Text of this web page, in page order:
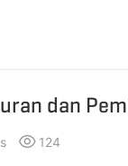
Mesin
dan
124